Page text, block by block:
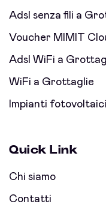
Adsl senza fili a
Voucher MIMIT
Adsl WiFi a
WiFi a Grottaglie
Impianti
Quick Link
Chi siamo
Contatti